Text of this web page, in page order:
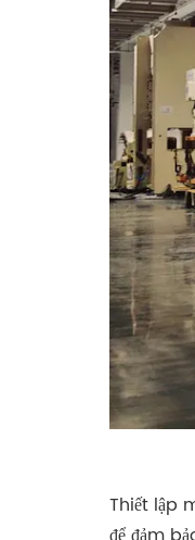
Thiết lập